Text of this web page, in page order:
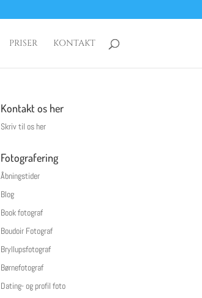
PRISER KONTAKT
Kontakt os her
Skriv til os her
Fotografering
Åbningstider
Blog
Book fotograf
Boudoir Fotograf
Bryllupsfotograf
Børnefotograf
Dating- og profil foto